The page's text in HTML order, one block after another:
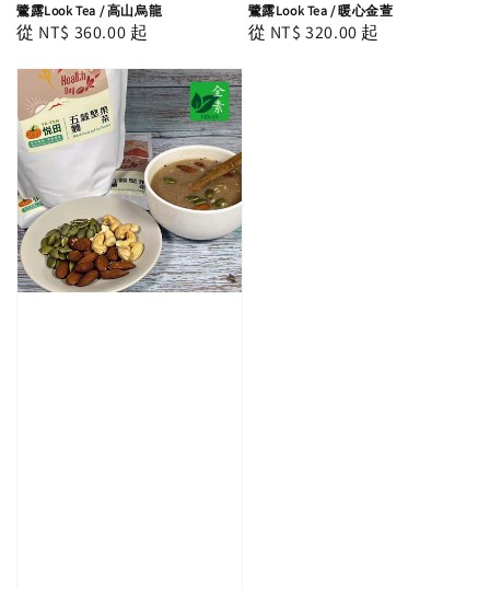
鷺露Look Tea / 高山烏龍
Regular
從 NT$ 360.00 起
鷺露Look Tea / 暖心金萱
Regular
從 NT$ 320.00 起